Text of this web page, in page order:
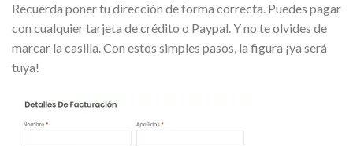
Recuerda poner tu dirección de forma correcta. Puedes pagar
con cualquier tarjeta de crédito o Paypal. Y no te olvides de
marcar la casilla. Con estos simples pasos, la figura ¡ya será
tuya!